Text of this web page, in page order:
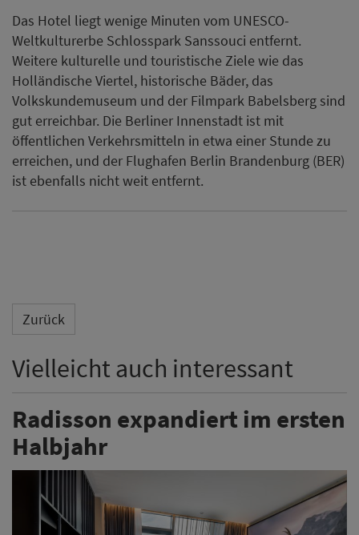
Das Hotel liegt wenige Minuten vom UNESCO-
Weltkulturerbe Schlosspark Sanssouci entfernt.
Weitere kulturelle und touristische Ziele wie das
Holländische Viertel, historische Bäder, das
Volkskundemuseum und der Filmpark Babelsberg sind
gut erreichbar. Die Berliner Innenstadt ist mit
öffentlichen Verkehrsmitteln in etwa einer Stunde zu
erreichen, und der Flughafen Berlin Brandenburg (BER)
ist ebenfalls nicht weit entfernt.
Zurück
Vielleicht auch interessant
Radisson expandiert im ersten
Halbjahr